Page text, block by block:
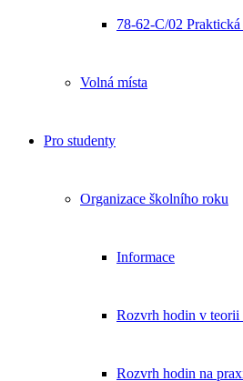
78-62-C/02
Volná místa
Pro studenty
Organizace školního roku
Informace
Rozvrh hodin v teorii
Rozvrh hodin na